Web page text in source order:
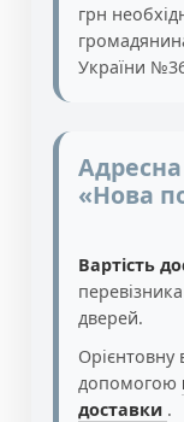
грн
України
«Нова
Вартість
дверей.
Орієнтовну
допомогою
доставки .